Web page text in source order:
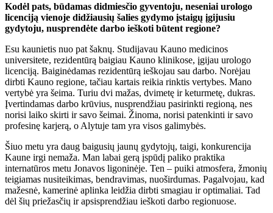
Kodėl pats, būdamas didmiesčio gyventoju, neseniai urologo
licenciją vienoje didžiausių šalies gydymo įstaigų įgijusiu
gydytoju, nusprendėte darbo ieškoti būtent regione?
Esu kaunietis nuo pat šaknų. Studijavau Kauno medicinos
universitete, rezidentūrą baigiau Kauno klinikose, įgijau urologo
licenciją. Baiginėdamas rezidentūrą ieškojau sau darbo. Norėjau
dirbti Kauno regione, tačiau kartais reikia rinktis vertybes. Mano
vertybė yra šeima. Turiu dvi mažas, dvimetę ir keturmetę, dukras.
Įvertindamas darbo krūvius, nusprendžiau pasirinkti regioną, nes
norisi laiko skirti ir savo šeimai. Žinoma, norisi patenkinti ir savo
profesinę karjerą, o Alytuje tam yra visos galimybės.
Šiuo metu yra daug baigusių jaunų gydytojų, taigi, konkurencija
Kaune irgi nemaža. Man labai gerą įspūdį paliko praktika
internatūros metu Jonavos ligoninėje. Ten – puiki atmosfera, žmonių
teigiamas nusiteikimas, bendravimas, nuoširdumas. Pagalvojau, kad
mažesnė, kamerinė aplinka leidžia dirbti smagiau ir optimaliai. Tad
dėl šių priežasčių ir apsisprendžiau ieškoti darbo regionuose.